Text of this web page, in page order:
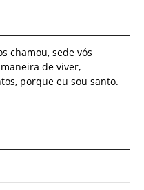
chamou, sede vós
de viver,
porque eu sou santo.